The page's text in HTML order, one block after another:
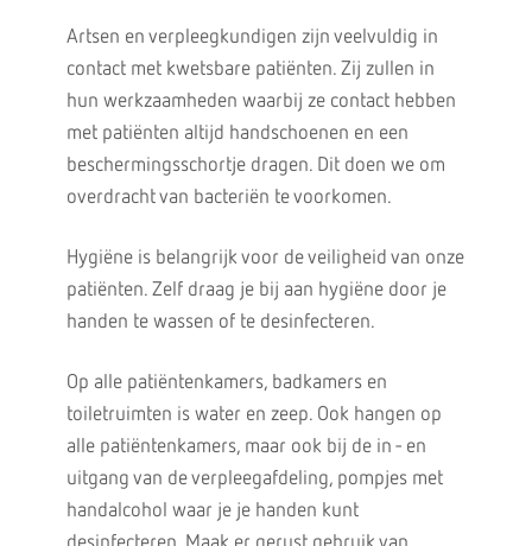
Artsen en verpleegkundigen zijn veelvuldig in
contact met kwetsbare patiënten. Zij zullen in
hun werkzaamheden waarbij ze contact hebben
met patiënten altijd handschoenen en een
beschermingsschortje dragen. Dit doen we om
overdracht van bacteriën te voorkomen.
Hygiëne is belangrijk voor de veiligheid van onze
patiënten. Zelf draag je bij aan hygiëne door je
handen te wassen of te desinfecteren.
Op alle patiëntenkamers, badkamers en
toiletruimten is water en zeep. Ook hangen op
alle patiëntenkamers, maar ook bij de in - en
uitgang van de verpleegafdeling, pompjes met
handalcohol waar je je handen kunt